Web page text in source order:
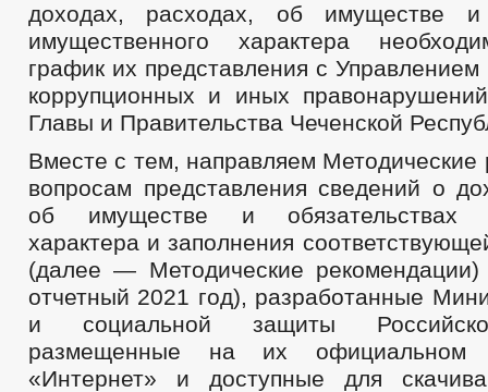
доходах, расходах, об имуществе и
имущественного характера
график их представления с
коррупционных и иных
Главы и Правительства Чеченской
Вместе с тем, направляем Методические
вопросам представления сведений о
об имуществе и обязательствах
характера и заполнения
(далее — Методические
отчетный 2021 год), разработанные
и социальной защиты
размещенные на их
«Интернет» и доступные для